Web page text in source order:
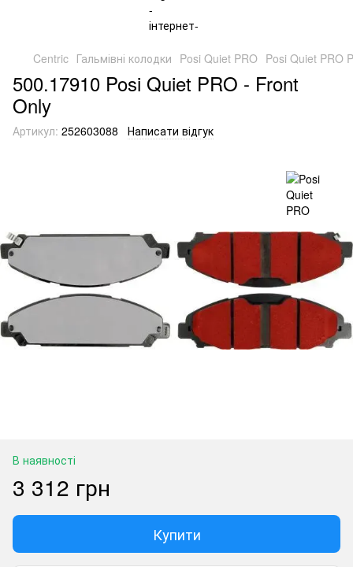
Centric Гальмівні колодки Posi Quiet PRO Posi Quiet PRO
500.17910 Posi Quiet PRO - Front
Only
Артикул: 252603088 Написати відгук
В наявності
3 312 грн
Купити